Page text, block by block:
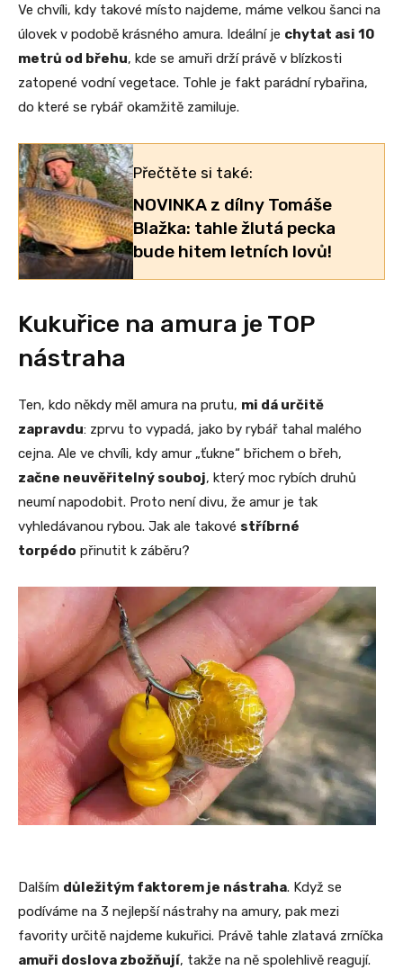
Ve chvíli, kdy takové místo najdeme, máme velkou šanci na
úlovek v podobě krásného amura. Ideální je chytat asi 10
metrů od břehu, kde se amuři drží právě v blízkosti
zatopené vodní vegetace. Tohle je fakt parádní rybařina,
do které se rybář okamžitě zamiluje.
Přečtěte si také:
NOVINKA z dílny Tomáše
Blažka: tahle žlutá pecka
bude hitem letních lovů!
Kukuřice na amura je TOP
nástraha
Ten, kdo někdy měl amura na prutu, mi dá určitě
zapravdu: zprvu to vypadá, jako by rybář tahal malého
cejna. Ale ve chvíli, kdy amur „ťukne“ břichem o břeh,
začne neuvěřitelný souboj, který moc rybích druhů
neumí napodobit. Proto není divu, že amur je tak
vyhledávanou rybou. Jak ale takové stříbrné
torpédo přinutit k záběru?
Dalším důležitým faktorem je nástraha. Když se
podíváme na 3 nejlepší nástrahy na amury, pak mezi
favority určitě najdeme kukuřici. Právě tahle zlatavá zrníčka
amuři doslova zbožňují, takže na ně spolehlivě reagují.